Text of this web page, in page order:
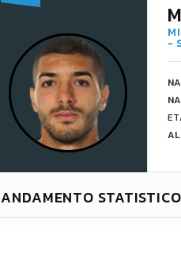
-
ANDAMENTO STATISTICO